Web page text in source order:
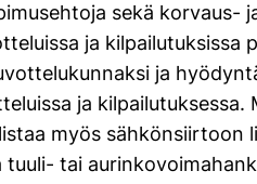
sekä korvaus-
ja kilpailutuksissa
ja
ja kilpailutuksessa.
myös sähkönsiirtoon
tuuli- tai